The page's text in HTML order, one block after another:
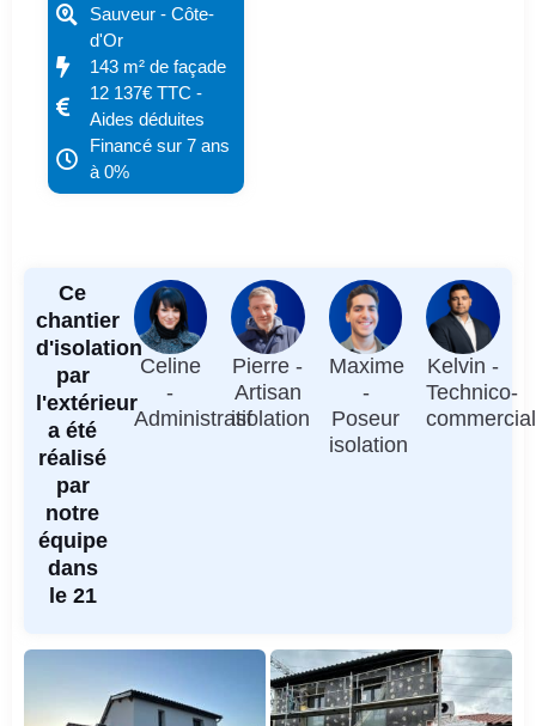
Sauveur - Côte-
d'Or
143 m² de façade
12 137€ TTC -
Aides déduites
Financé sur 7 ans
à 0%
Ce
chantier
d'isolation
par
l'extérieur
a été
réalisé
par
notre
équipe
dans
le 21
Celine
-
Administratif
Pierre -
Artisan
isolation
Maxime
-
Poseur
isolation
Kelvin -
Technico-
commercial